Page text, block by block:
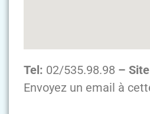
Tel: 02/535.98.98 –
Envoyez un email à